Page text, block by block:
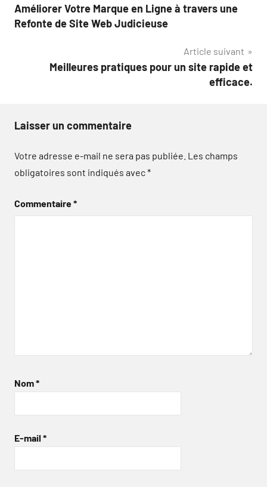
de
Améliorer Votre Marque en Ligne à travers une
Refonte de Site Web Judicieuse
Article suivant
Meilleures pratiques pour un site rapide et
efficace.
Laisser un commentaire
Votre adresse e-mail ne sera pas publiée. Les champs
obligatoires sont indiqués avec*
Commentaire*
Nom*
E-mail *